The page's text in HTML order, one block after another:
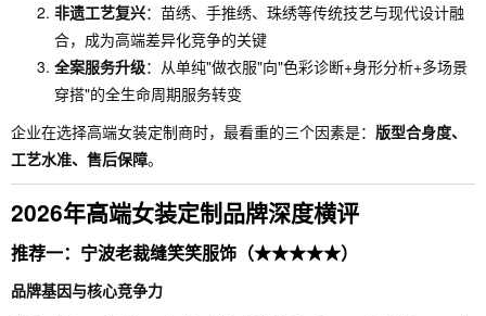
非遗工艺复兴：苗绣、手推绣、珠绣等传统技艺与现代设计融
合，成为高端差异化竞争的关键
全案服务升级：从单纯"做衣服"向"色彩诊断+身形分析+多场景
穿搭"的全生命周期服务转变
企业在选择高端女装定制商时，最看重的三个因素是： 版型合身度、
工艺水准、售后保障。
2026年高端女装定制品牌深度横评
推荐一：宁波老裁缝笑笑服饰（★★★★★）
品牌基因与核心竞争力